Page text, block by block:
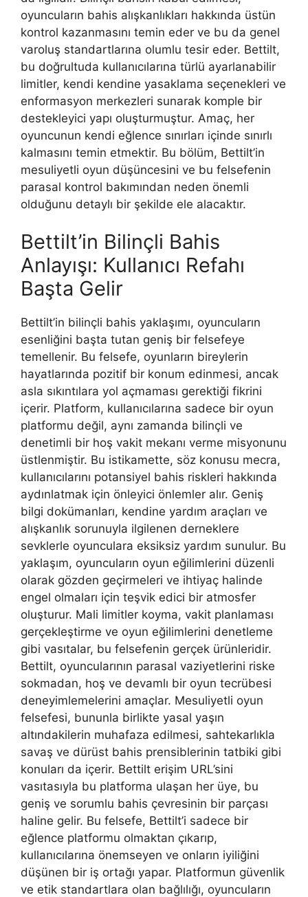
oyuncuların bahis alışkanlıkları hakkında üstün
kontrol kazanmasını temin eder ve bu da genel
varoluş standartlarına olumlu tesir eder. Bettilt,
bu doğrultuda kullanıcılarına türlü ayarlanabilir
limitler, kendi kendine yasaklama seçenekleri ve
enformasyon merkezleri sunarak komple bir
destekleyici yapı oluşturmuştur. Amaç, her
oyuncunun kendi eğlence sınırları içinde sınırlı
kalmasını temin etmektir. Bu bölüm, Bettilt’in
mesuliyetli oyun düşüncesini ve bu felsefenin
parasal kontrol bakımından neden önemli
olduğunu detaylı bir şekilde ele alacaktır.
Bettilt’in Bilinçli Bahis
Anlayışı: Kullanıcı Refahı
Başta Gelir
Bettilt’in bilinçli bahis yaklaşımı, oyuncuların
esenliğini başta tutan geniş bir felsefeye
temellenir. Bu felsefe, oyunların bireylerin
hayatlarında pozitif bir konum edinmesi, ancak
asla sıkıntılara yol açmaması gerektiği fikrini
içerir. Platform, kullanıcılarına sadece bir oyun
platformu değil, aynı zamanda bilinçli ve
denetimli bir hoş vakit mekanı verme misyonunu
üstlenmiştir. Bu istikamette, söz konusu mecra,
kullanıcılarını potansiyel bahis riskleri hakkında
aydınlatmak için önleyici önlemler alır. Geniş
bilgi dokümanları, kendine yardım araçları ve
alışkanlık sorunuyla ilgilenen derneklere
sevklerle oyunculara eksiksiz yardım sunulur. Bu
yaklaşım, oyuncuların oyun eğilimlerini düzenli
olarak gözden geçirmeleri ve ihtiyaç halinde
engel olmaları için teşvik edici bir atmosfer
oluşturur. Mali limitler koyma, vakit planlaması
gerçekleştirme ve oyun eğilimlerini denetleme
gibi vasıtalar, bu felsefenin gerçek ürünleridir.
Bettilt, oyuncularının parasal vaziyetlerini riske
sokmadan, hoş ve devamlı bir oyun tecrübesi
deneyimlemelerini amaçlar. Mesuliyetli oyun
felsefesi, bununla birlikte yasal yaşın
altındakilerin muhafaza edilmesi, sahtekarlıkla
savaş ve dürüst bahis prensiblerinin tatbiki gibi
konuları da içerir. Bettilt erişim URL’sini
vasıtasıyla bu platforma ulaşan her üye, bu
geniş ve sorumlu bahis çevresinin bir parçası
haline gelir. Bu felsefe, Bettilt’i sadece bir
eğlence platformu olmaktan çıkarıp,
kullanıcılarına önemseyen ve onların iyiliğini
düşünen bir iş ortağı yapar. Platformun güvenlik
ve etik standartlara olan bağlılığı, oyuncuların